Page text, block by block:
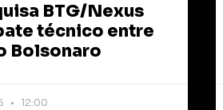
BTG/Nexus
técnico entre
Bolsonaro
12:00